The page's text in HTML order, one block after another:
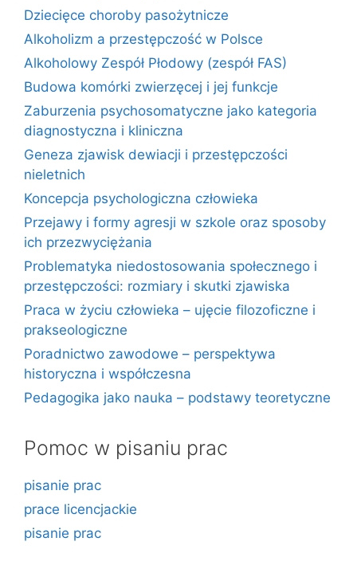
Dziecięce choroby pasożytnicze
Alkoholizm a przestępczość w Polsce
Alkoholowy Zespół Płodowy (zespół FAS)
Budowa komórki zwierzęcej i jej funkcje
Zaburzenia psychosomatyczne jako kategoria
diagnostyczna i kliniczna
Geneza zjawisk dewiacji i przestępczości
nieletnich
Koncepcja psychologiczna człowieka
Przejawy i formy agresji w szkole oraz sposoby
ich przezwyciężania
Problematyka niedostosowania społecznego i
przestępczości: rozmiary i skutki zjawiska
Praca w życiu człowieka – ujęcie filozoficzne i
prakseologiczne
Poradnictwo zawodowe – perspektywa
historyczna i współczesna
Pedagogika jako nauka – podstawy teoretyczne
Pomoc w pisaniu prac
pisanie prac
prace licencjackie
pisanie prac